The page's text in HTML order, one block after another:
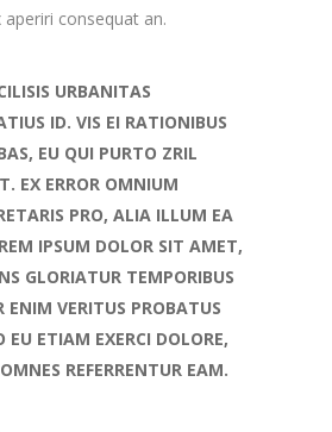
aperiri consequat an.
URBANITAS
ID. VIS EI RATIONIBUS
EU QUI PURTO ZRIL
EX ERROR OMNIUM
PRO, ALIA ILLUM EA
IPSUM DOLOR SIT AMET,
GLORIATUR TEMPORIBUS
ENIM VERITUS PROBATUS
EU ETIAM EXERCI DOLORE,
REFERRENTUR EAM.